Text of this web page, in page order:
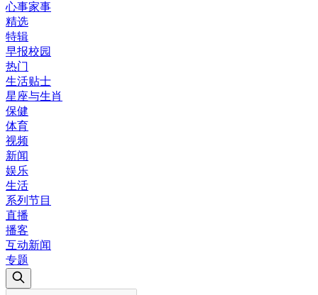
心事家事
精选
特辑
早报校园
热门
生活贴士
星座与生肖
保健
体育
视频
新闻
娱乐
生活
系列节目
直播
播客
互动新闻
专题